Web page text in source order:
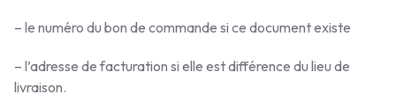
– le numéro du bon de commande si ce document existe
– l’adresse de facturation si elle est différence du lieu de
livraison.